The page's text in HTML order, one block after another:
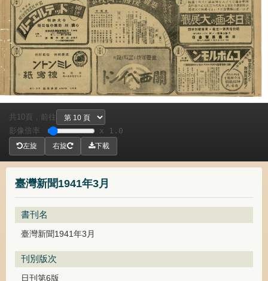
臺灣新聞1941年3月
書刊名
臺灣新聞1941年3月
刊別版次
日刊第6版
共 10頁，
前往
影像倍率
x 1.0
左旋 右旋 下載